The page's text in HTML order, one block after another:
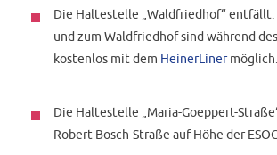
Die Haltestelle „Waldfriedhof“ entfällt.
und zum Waldfriedhof sind während
kostenlos mit dem HeinerLinermöglich.
Die Haltestelle „Maria-Goeppert-
Robert-Bosch-Straße auf Höhe der